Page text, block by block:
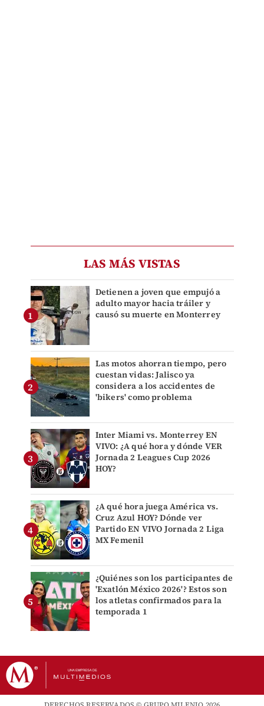
LAS MÁS VISTAS
Detienen a joven que empujó a
adulto mayor hacia tráiler y
causó su muerte en Monterrey
Las motos ahorran tiempo, pero
cuestan vidas: Jalisco ya
considera a los accidentes de
'bikers' como problema
Inter Miami vs. Monterrey EN
VIVO: ¿A qué hora y dónde VER
Jornada 2 Leagues Cup 2026
HOY?
¿A qué hora juega América vs.
Cruz Azul HOY? Dónde ver
Partido EN VIVO Jornada 2 Liga
MX Femenil
¿Quiénes son los participantes de
'Exatlón México 2026'? Estos son
los atletas confirmados para la
temporada 1